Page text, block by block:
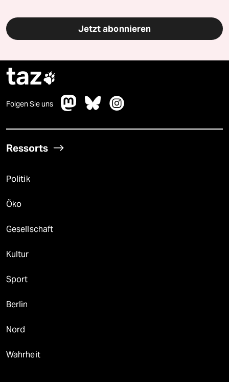
Jetzt abonnieren
taz
Folgen Sie uns
Ressorts
Politik
Öko
Gesellschaft
Kultur
Sport
Berlin
Nord
Wahrheit